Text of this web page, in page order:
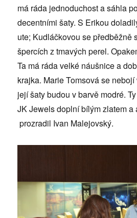
má ráda jednoduchost a sáhla
decentními šaty. S Erikou
ute; Kudláčkovou se předběžně
špercích z tmavých perel.
Ta má ráda velké náušnice a
krajka. Marie Tomsová se
její šaty budou v barvě modré.
JK Jewels doplní bílým zlatem a
prozradil Ivan Malejovský.